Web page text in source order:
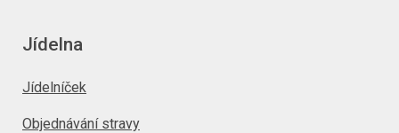
Jídelna
Jídelníček
Objednávání stravy